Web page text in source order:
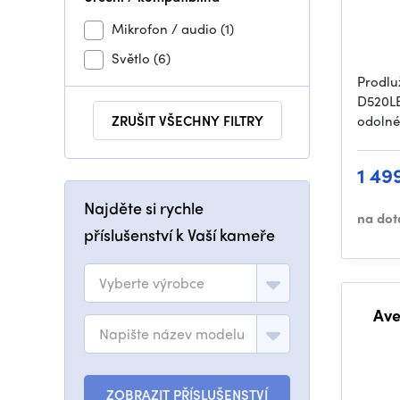
Mikrofon / audio (1)
Světlo (6)
ZRUŠIT VŠECHNY FILTRY
Najděte si rychle
příslušenství k Vaší kameře
Vyberte výrobce
Napište název modelu
ZOBRAZIT PŘÍSLUŠENSTVÍ
1
na